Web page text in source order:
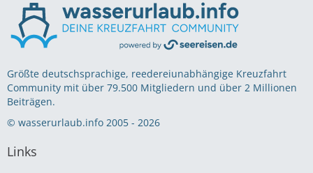
Größte deutschsprachige, reedereiunabhängige Kreuzfahrt
Community mit über 79.500 Mitgliedern und über 2 Millionen
Beiträgen.
© wasserurlaub.info 2005 - 2026
Links